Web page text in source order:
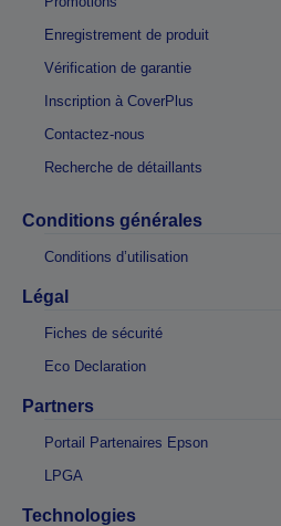
Enregistrement de produit
Vérification de garantie
Inscription à CoverPlus
Contactez-nous
Recherche de détaillants
Conditions générales
Conditions d’utilisation
Légal
Fiches de sécurité
Eco Declaration
Partners
Portail Partenaires Epson
LPGA
Technologies